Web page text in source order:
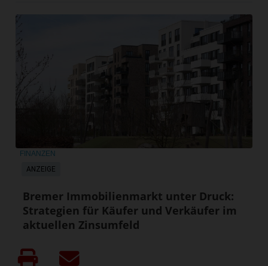
ANZEIGE
FINANZEN
Bremer Immobilienmarkt unter Druck:
Strategien für Käufer und Verkäufer im
aktuellen Zinsumfeld